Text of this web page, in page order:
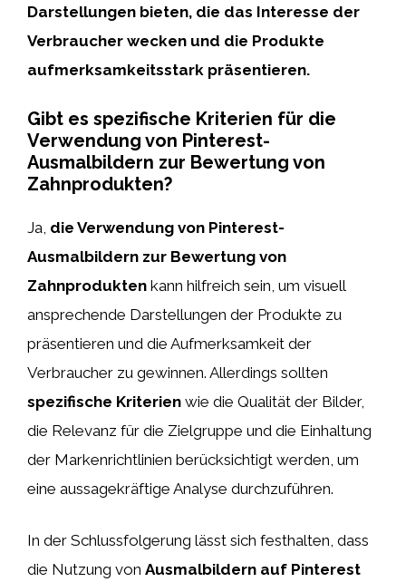
Darstellungen bieten, die das Interesse der
Verbraucher wecken und die Produkte
aufmerksamkeitsstark präsentieren.
Gibt es spezifische Kriterien für die
Verwendung von Pinterest-
Ausmalbildern zur Bewertung von
Zahnprodukten?
Ja, die Verwendung von Pinterest-
Ausmalbildern zur Bewertung von
Zahnprodukten kann hilfreich sein, um visuell
ansprechende Darstellungen der Produkte zu
präsentieren und die Aufmerksamkeit der
Verbraucher zu gewinnen. Allerdings sollten
spezifische Kriterien wie die Qualität der Bilder,
die Relevanz für die Zielgruppe und die Einhaltung
der Markenrichtlinien berücksichtigt werden, um
eine aussagekräftige Analyse durchzuführen.
In der Schlussfolgerung lässt sich festhalten, dass
die Nutzung von Ausmalbildern auf Pinterest